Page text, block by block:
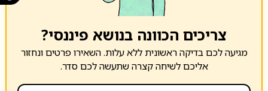
צריכים הכוונה בנושא פיננסי?
מגיעה לכם בדיקה ראשונית ללא עלות. השאירו פרטים ונחזור
אליכם לשיחה קצרה שתעשה לכם סדר.